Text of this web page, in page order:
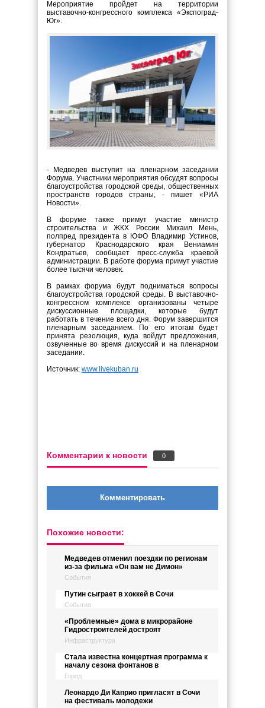
Мероприятие пройдет на территории
выставочно-конгрессного комплекса «Экспоград-
Юг».
- Медведев выступит на пленарном заседании
Форума. Участники мероприятия обсудят вопросы
благоустройства городской среды, общественных
пространств городов страны, - пишет «РИА
Новости».
В форуме также примут участие министр
строительства и ЖКХ России Михаил Мень,
полпред президента в ЮФО Владимир Устинов,
губернатор Краснодарского края Вениамин
Кондратьев, сообщает пресс-служба краевой
администрации. В работе форума примут участие
более тысячи человек.
В рамках форума будут подниматься вопросы
благоустройства городской среды. В выставочно-
конгрессном комплексе организованы четыре
дискуссионные площадки, которые будут
работать в течение всего дня. Форум завершится
пленарным заседанием. По его итогам будет
принята резолюция, куда войдут предложения,
озвученные во время дискуссий и на пленарном
заседании.
Источник: www.livekuban.ru
Комментарии к новости 0
Комментировать
Похожие новости:
Медведев отменил поездки по регионам
из-за фильма «Он вам не Димон»
События
Путин сыграет в хоккей в Сочи
События
«Проблемные» дома в микрорайоне
Гидростроителей достроят
Инфраструктура
Стала известна концертная программа к
началу сезона фонтанов в
Город
Леонардо Ди Каприо пригласят в Сочи
на фестиваль молодежи